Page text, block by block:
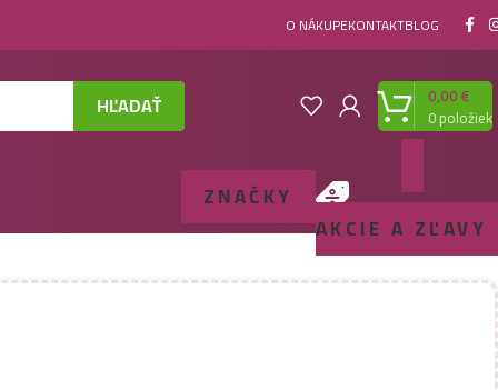
O NÁKUPEKONTAKTBLOG
HĽADAŤ 0položiek
0,00€
ZNAČKY
AKCIE A ZĽAVY